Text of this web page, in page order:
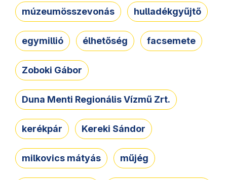
múzeumösszevonás hulladékgyűjtő
egymillió élhetőség facsemete
Zoboki Gábor
Duna Menti Regionális Vízmű Zrt.
kerékpár Kereki Sándor
milkovics mátyás műjég